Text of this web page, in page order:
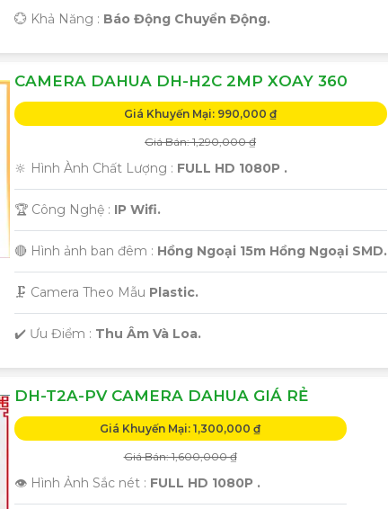
️💮 Khả Năng : Báo Động Chuyển Động.
CAMERA DAHUA DH-H2C 2MP XOAY 360
Giá Khuyến Mại: 990,000 ₫
Giá Bán: 1,290,000 ₫
🔆 Hình Ành Chất Lượng : FULL HD 1080P .
🏆 Công Nghệ : IP Wifi.
🔴 Hình ảnh ban đêm : Hồng Ngoại 15m Hồng Ngoại SMD.
🗜️ Camera Theo Mẫu Plastic.
️✔️ Ưu Điểm : Thu Âm Và Loa.
DH-T2A-PV CAMERA DAHUA GIÁ RẺ
Giá Khuyến Mại: 1,300,000 ₫
Giá Bán: 1,600,000 ₫
👁 Hình Ảnh Sắc nét : FULL HD 1080P .